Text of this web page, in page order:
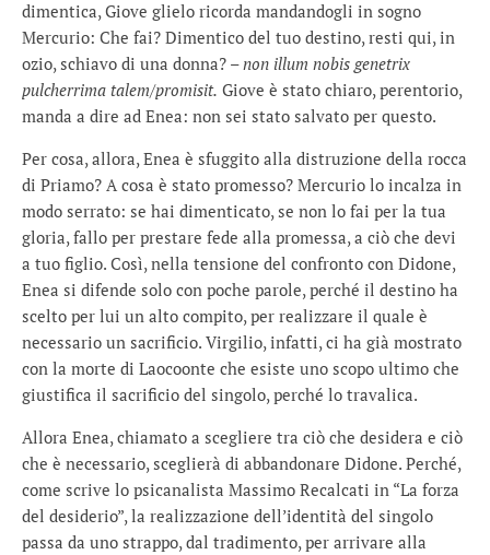
dimentica, Giove glielo ricorda mandandogli in sogno
Mercurio: Che fai? Dimentico del tuo destino, resti qui, in
ozio, schiavo di una donna? – non illum nobis genetrix
pulcherrima talem/promisit. Giove è stato chiaro, perentorio,
manda a dire ad Enea: non sei stato salvato per questo.
Per cosa, allora, Enea è sfuggito alla distruzione della rocca
di Priamo? A cosa è stato promesso? Mercurio lo incalza in
modo serrato: se hai dimenticato, se non lo fai per la tua
gloria, fallo per prestare fede alla promessa, a ciò che devi
a tuo figlio. Così, nella tensione del confronto con Didone,
Enea si difende solo con poche parole, perché il destino ha
scelto per lui un alto compito, per realizzare il quale è
necessario un sacrificio. Virgilio, infatti, ci ha già mostrato
con la morte di Laocoonte che esiste uno scopo ultimo che
giustifica il sacrificio del singolo, perché lo travalica.
Allora Enea, chiamato a scegliere tra ciò che desidera e ciò
che è necessario, sceglierà di abbandonare Didone. Perché,
come scrive lo psicanalista Massimo Recalcati in “La forza
del desiderio”, la realizzazione dell’identità del singolo
passa da uno strappo, dal tradimento, per arrivare alla